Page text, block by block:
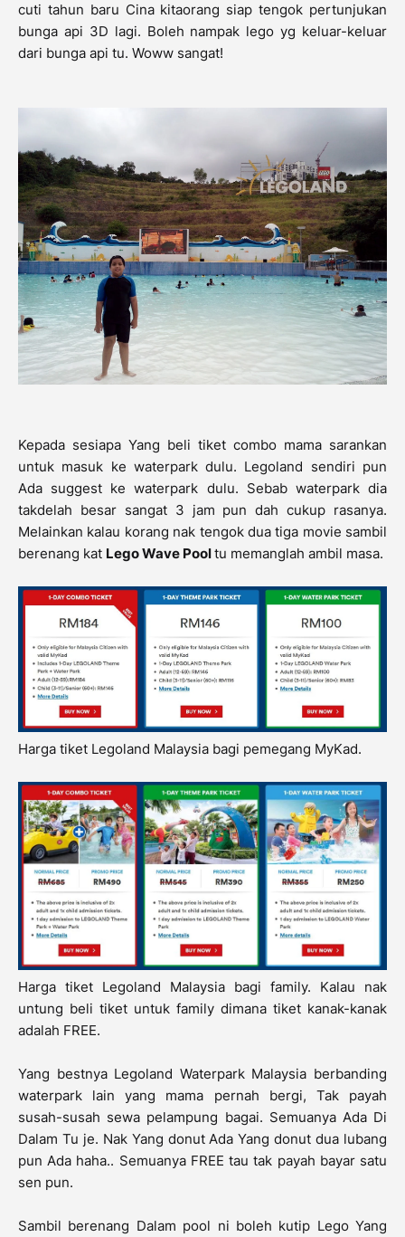
cuti tahun baru Cina kitaorang siap tengok pertunjukan
bunga api 3D lagi. Boleh nampak lego yg keluar-keluar
dari bunga api tu. Woww sangat!
Kepada sesiapa Yang beli tiket combo mama sarankan
untuk masuk ke waterpark dulu. Legoland sendiri pun
Ada suggest ke waterpark dulu. Sebab waterpark dia
takdelah besar sangat 3 jam pun dah cukup rasanya.
Melainkan kalau korang nak tengok dua tiga movie sambil
berenang kat Lego Wave Pooltu memanglah ambil masa.
Harga tiket Legoland Malaysia bagi pemegang MyKad.
Harga tiket Legoland Malaysia bagi family. Kalau nak
untung beli tiket untuk family dimana tiket kanak-kanak
adalah FREE.
Yang bestnya Legoland Waterpark Malaysia berbanding
waterpark lain yang mama pernah bergi, Tak payah
susah-susah sewa pelampung bagai. Semuanya Ada Di
Dalam Tu je. Nak Yang donut Ada Yang donut dua lubang
pun Ada haha.. Semuanya FREE tau tak payah bayar satu
sen pun.
Sambil berenang Dalam pool ni boleh kutip Lego Yang